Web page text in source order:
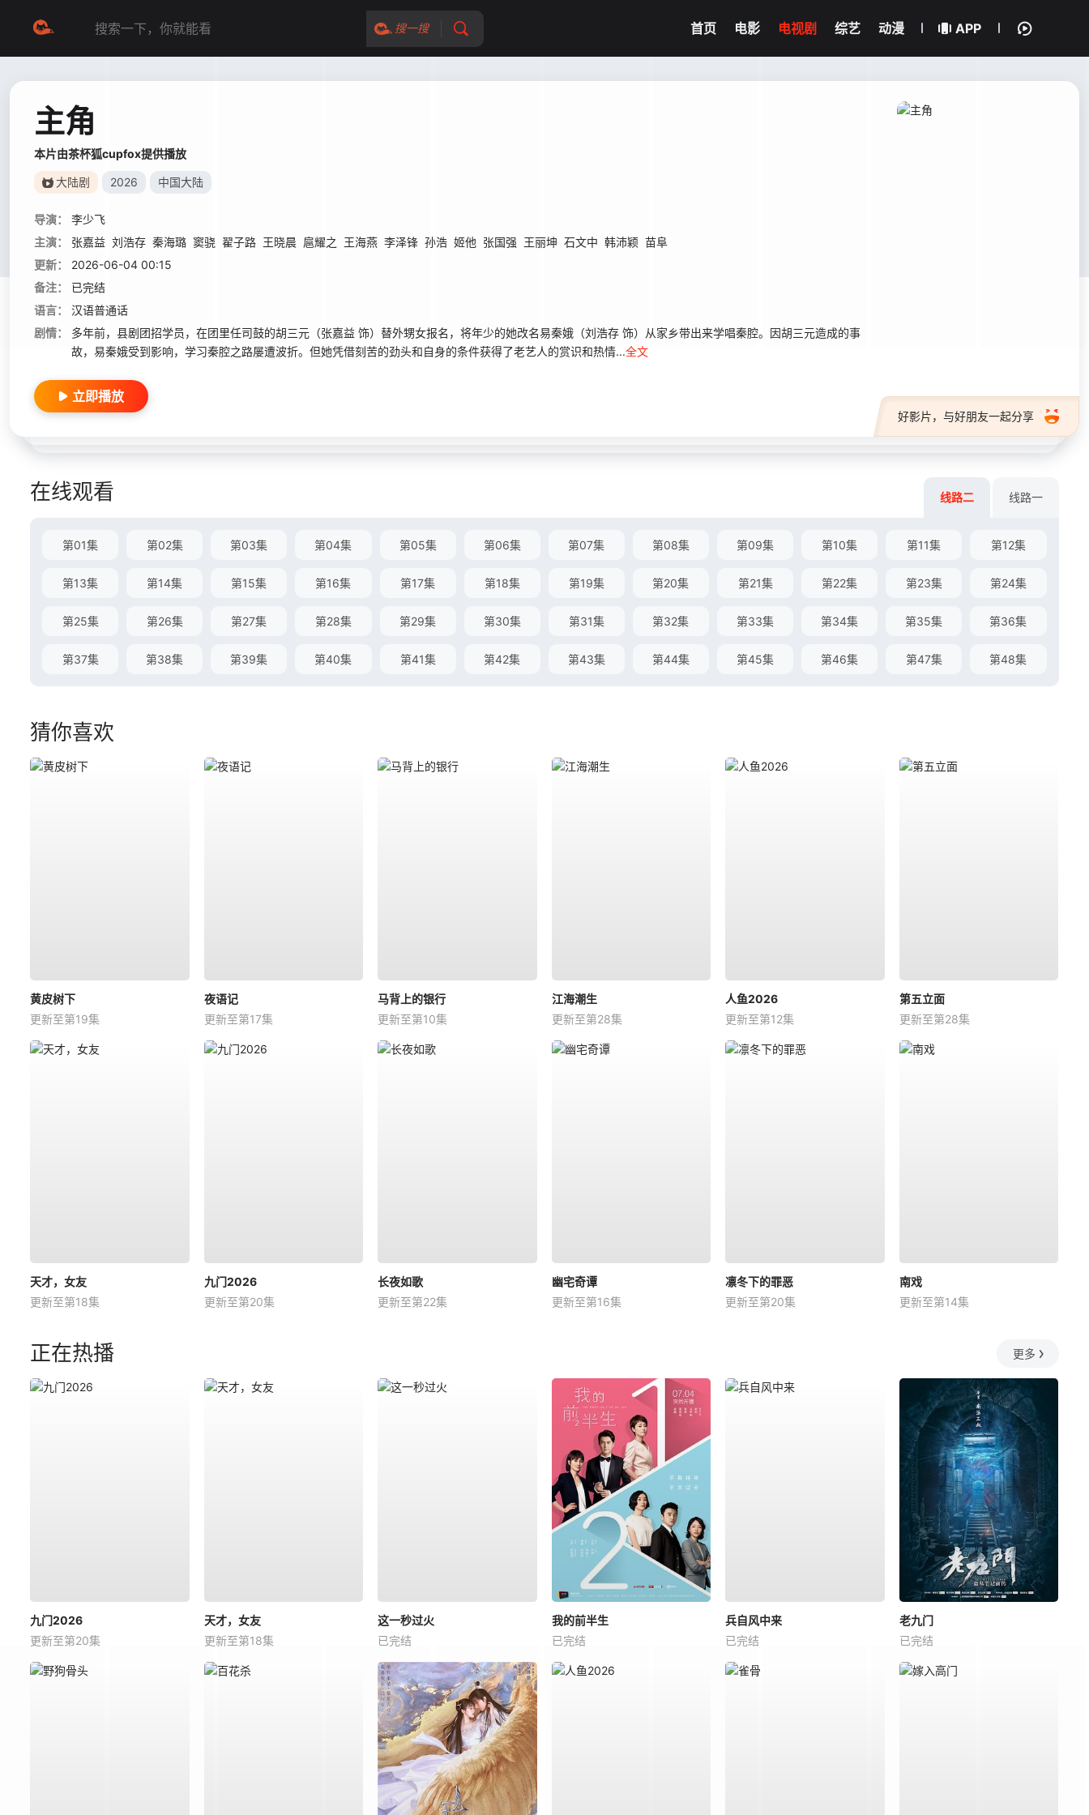
搜一搜 首页 电影 电视剧 综艺 动漫 APP
主角
本片由茶杯狐cupfox提供播放
大陆剧 2026 中国大陆
导演：
李少飞
主演：
张嘉益 刘浩存 秦海璐 窦骁 翟子路 王晓晨 扈耀之 王海燕 李泽锋 孙浩 姬他 张国强 王丽坤 石文中 韩沛颖 苗阜
更新：
2026-06-04 00:15
备注：
已完结
语言：
汉语普通话
剧情：
多年前，县剧团招学员，在团里任司鼓的胡三元（张嘉益 饰）替外甥女报名，将年少的她改名易秦娥（刘浩存 饰）从家乡带出来学唱秦腔。因胡三元造成的事
故，易秦娥受到影响，学习秦腔之路屡遭波折。但她凭借刻苦的劲头和自身的条件获得了老艺人的赏识和热情...全文
好影片，与好朋友一起分享
立即播放
在线观看 线路二 线路一
第01集 第02集 第03集 第04集 第05集 第06集 第07集 第08集 第09集 第10集 第11集 第12集
第13集 第14集 第15集 第16集 第17集 第18集 第19集 第20集 第21集 第22集 第23集 第24集
第25集 第26集 第27集 第28集 第29集 第30集 第31集 第32集 第33集 第34集 第35集 第36集
第37集 第38集 第39集 第40集 第41集 第42集 第43集 第44集 第45集 第46集 第47集 第48集
猜你喜欢
黄皮树下
更新至第19集
夜语记
更新至第17集
马背上的银行
更新至第10集
江海潮生
更新至第28集
人鱼2026
更新至第12集
第五立面
更新至第28集
天才，女友
更新至第18集
九门2026
更新至第20集
长夜如歌
更新至第22集
幽宅奇谭
更新至第16集
凛冬下的罪恶
更新至第20集
南戏
更新至第14集
正在热播 更多
九门2026
更新至第20集
天才，女友
更新至第18集
这一秒过火
已完结
我的前半生
已完结
兵自风中来
已完结
老九门
已完结